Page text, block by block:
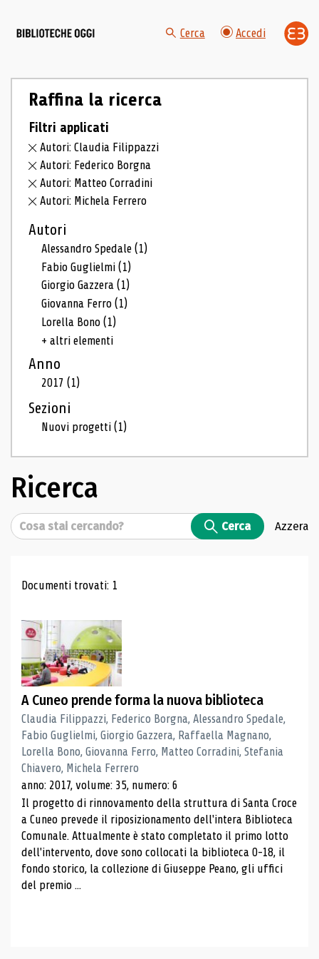
Cerca Accedi
Raffina la ricerca
Filtri applicati
Autori: Claudia Filippazzi
Autori: Federico Borgna
Autori: Matteo Corradini
Autori: Michela Ferrero
Autori
Alessandro Spedale(1)
Fabio Guglielmi(1)
Giorgio Gazzera(1)
Giovanna Ferro(1)
Lorella Bono(1)
+ altri elementi
Anno
2017(1)
Sezioni
Nuovi progetti(1)
Ricerca
Cerca Cerca Azzera
Risultati di ricerca
Documenti trovati: 1
A Cuneo prende forma la nuova biblioteca
Claudia Filippazzi, Federico Borgna, Alessandro Spedale,
Fabio Guglielmi, Giorgio Gazzera, Raffaella Magnano,
Lorella Bono, Giovanna Ferro, Matteo Corradini, Stefania
Chiavero, Michela Ferrero
anno: 2017, volume: 35, numero: 6
Il progetto di rinnovamento della struttura di Santa Croce
a Cuneo prevede il riposizionamento dell'intera Biblioteca
Comunale. Attualmente è stato completato il primo lotto
dell'intervento, dove sono collocati la biblioteca 0-18, il
fondo storico, la collezione di Giuseppe Peano, gli uffici
del premio ...